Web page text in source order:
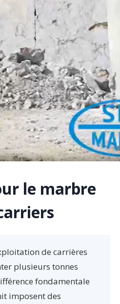
le marbre
de carrières
plusieurs tonnes
fondamentale
imposent des